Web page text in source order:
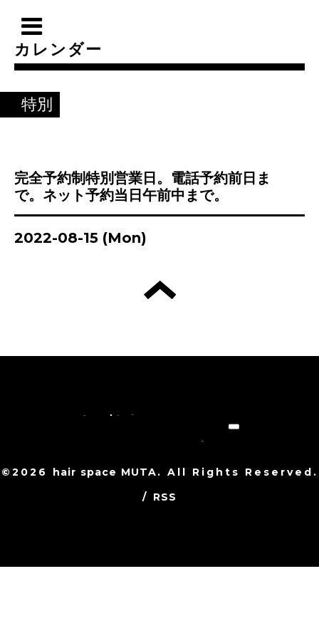
カレンダー
特別
完全予約制特別営業日。電話予約前日ま
で。ネット予約当日午前中まで。
2022-08-15 (Mon)
©2026 hair space MUTA. All Rights Reserved.
/ RSS